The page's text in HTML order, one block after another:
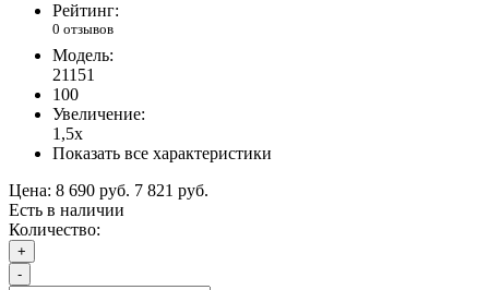
Рейтинг:
0 отзывов
Модель:
21151
100
Увеличение:
1,5х
Показать все характеристики
Цена: 8 690 руб. 7 821 руб.
Есть в наличии
Количество:
+
-